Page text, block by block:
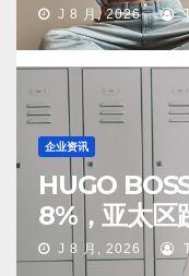
J 8 月, 2026
企业资讯
HUGO
8%，亚太区
J 8 月, 2026